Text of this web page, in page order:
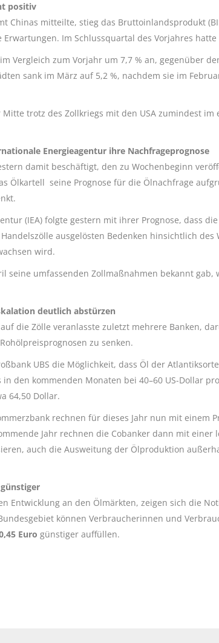
positiv
Chinas mitteilte, stieg das Bruttoinlandsprodukt
Im Schlussquartal des Vorjahres hatte
Vergleich zum Vorjahr um 7,7 % an, gegenüber
sank im März auf 5,2 %, nachdem sie im
Mitte trotz des Zollkriegs mit den USA zumindest
Energieagentur ihre Nachfrageprognose
damit beschäftigt, den zu Wochenbeginn
Ölkartell seine Prognose für die Ölnachfrage
(IEA) folgte gestern mit ihrer Prognose, dass
ausgelösten Bedenken hinsichtlich des
wird.
seine umfassenden Zollmaßnahmen bekannt gab,
deutlich abstürzen
die Zölle veranlasste zuletzt mehrere Banken,
zu senken.
UBS die Möglichkeit, dass Öl der
den kommenden Monaten bei 40–60 US-Dollar
64,50 Dollar.
rechnen für dieses Jahr nun mit einem
Jahr rechnen die Cobanker dann mit
auch die Ausweitung der Ölproduktion
Entwicklung an den Ölmärkten, zeigen sich die
können Verbraucherinnen und
Euro günstiger auffüllen.